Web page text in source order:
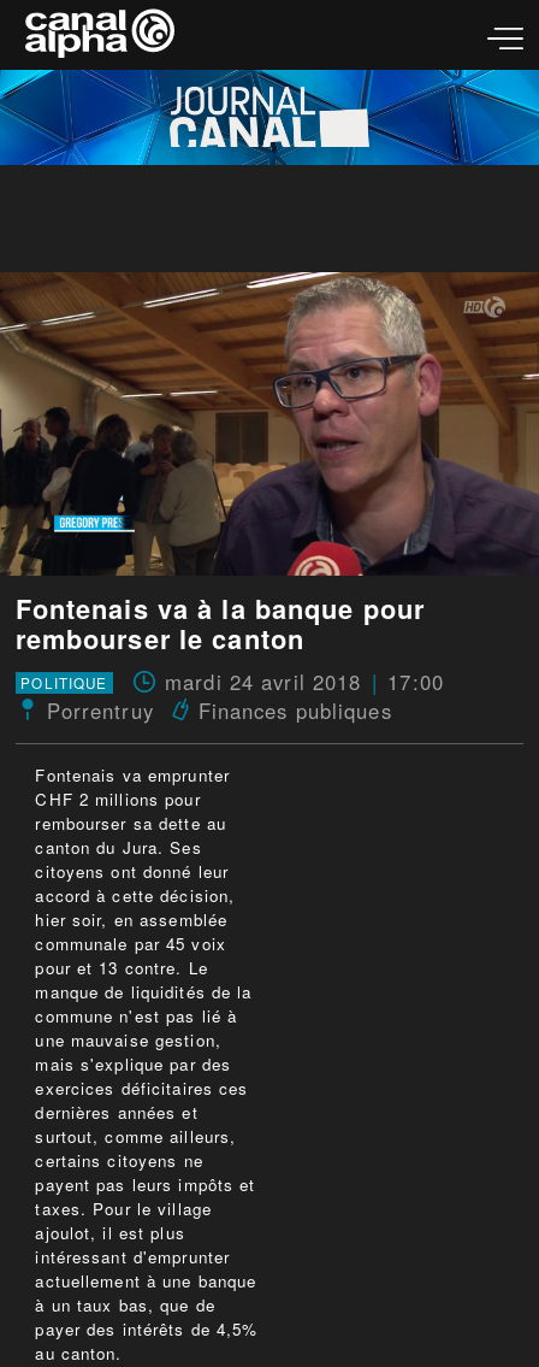
Fontenais va à la banque pour
rembourser le canton
POLITIQUE mardi 24 avril 2018
17:00
Porrentruy
Finances publiques
Fontenais va emprunter
CHF 2 millions pour
rembourser sa dette au
canton du Jura. Ses
citoyens ont donné leur
accord à cette décision,
hier soir, en assemblée
communale par 45 voix
pour et 13 contre. Le
manque de liquidités de la
commune n'est pas lié à
une mauvaise gestion,
mais s'explique par des
exercices déficitaires ces
dernières années et
surtout, comme ailleurs,
certains citoyens ne
payent pas leurs impôts et
taxes. Pour le village
ajoulot, il est plus
intéressant d'emprunter
actuellement à une banque
à un taux bas, que de
payer des intérêts de 4,5%
au canton.